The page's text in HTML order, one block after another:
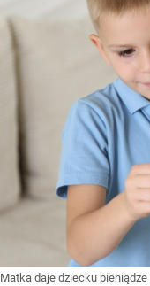
Matka daje dziecku pieniądze